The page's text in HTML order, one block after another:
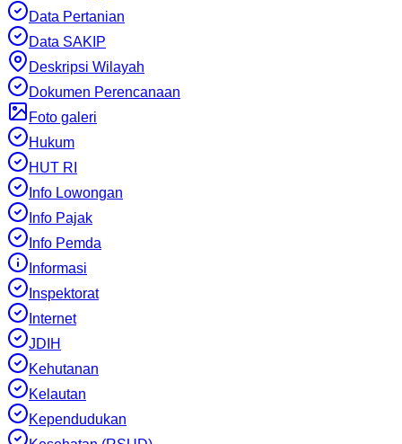
Data Pertanian
Data SAKIP
Deskripsi Wilayah
Dokumen Perencanaan
Foto galeri
Hukum
HUT RI
Info Lowongan
Info Pajak
Info Pemda
Informasi
Inspektorat
Internet
JDIH
Kehutanan
Kelautan
Kependudukan